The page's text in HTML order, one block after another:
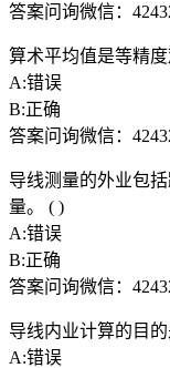
答案问询微信：
算术平均值是等精
A:错误
B:正确
答案问询微信：
导线测量的外业包
量。 ( )
A:错误
B:正确
答案问询微信：
导线内业计算的目
A:错误